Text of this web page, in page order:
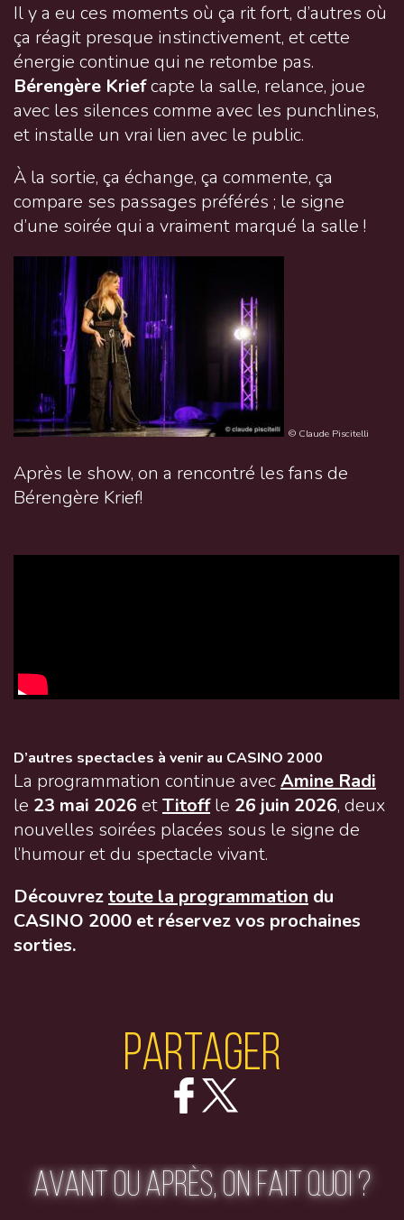
Il y a eu ces moments où ça rit fort, d’autres où
ça réagit presque instinctivement, et cette
énergie continue qui ne retombe pas.
Bérengère Kriefcapte la salle, relance, joue
avec les silences comme avec les punchlines,
et installe un vrai lien avec le public.
À la sortie, ça échange, ça commente, ça
compare ses passages préférés ; le signe
d’une soirée qui a vraiment marqué la salle !
© Claude Piscitelli
Après le show, on a rencontré les fans de
Bérengère Krief!
D’autres spectacles à venir au CASINO 2000
La programmation continue avecAmine Radi
le 23 mai 2026 etTitoffle 26 juin 2026, deux
nouvelles soirées placées sous le signe de
l’humour et du spectacle vivant.
Découvreztoute la programmation du
CASINO 2000 et réservez vos prochaines
sorties.
Partager
AVANT OU APRÈS, ON FAIT QUOI ?